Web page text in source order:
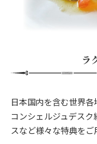
ラ
日本国内を含む世界
コンシェルジュデス
スなど様々な特典をご